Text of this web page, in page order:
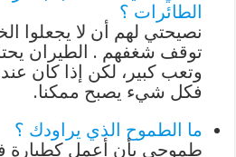
الطائرات ؟
نصيحتي لهم أن لا يجعلوا
توقف شغفهم . الطيران
وتعب كبير، لكن إذا كان
فكل شيء يصبح ممكنا.
ما الطموح الذي يراودك ؟
طموحي بأن أعمل